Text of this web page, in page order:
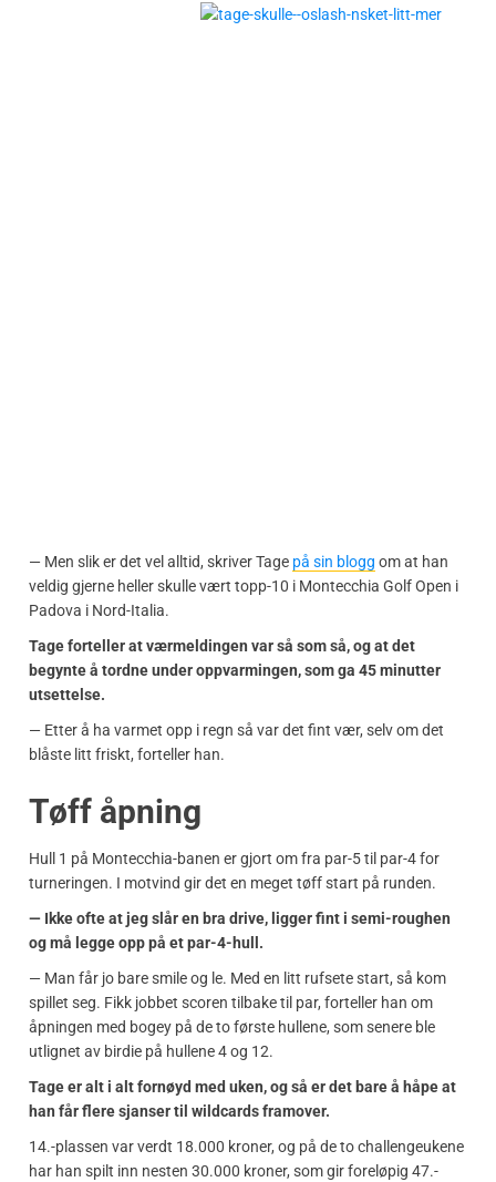
— Men slik er det vel alltid, skriver Tage på sin blogg om at han
veldig gjerne heller skulle vært topp-10 i Montecchia Golf Open i
Padova i Nord-Italia.
Tage forteller at værmeldingen var så som så, og at det
begynte å tordne under oppvarmingen, som ga 45 minutter
utsettelse.
— Etter å ha varmet opp i regn så var det fint vær, selv om det
blåste litt friskt, forteller han.
Tøff åpning
Hull 1 på Montecchia-banen er gjort om fra par-5 til par-4 for
turneringen. I motvind gir det en meget tøff start på runden.
— Ikke ofte at jeg slår en bra drive, ligger fint i semi-roughen
og må legge opp på et par-4-hull.
— Man får jo bare smile og le. Med en litt rufsete start, så kom
spillet seg. Fikk jobbet scoren tilbake til par, forteller han om
åpningen med bogey på de to første hullene, som senere ble
utlignet av birdie på hullene 4 og 12.
Tage er alt i alt fornøyd med uken, og så er det bare å håpe at
han får flere sjanser til wildcards framover.
14.-plassen var verdt 18.000 kroner, og på de to challengeukene
har han spilt inn nesten 30.000 kroner, som gir foreløpig 47.-